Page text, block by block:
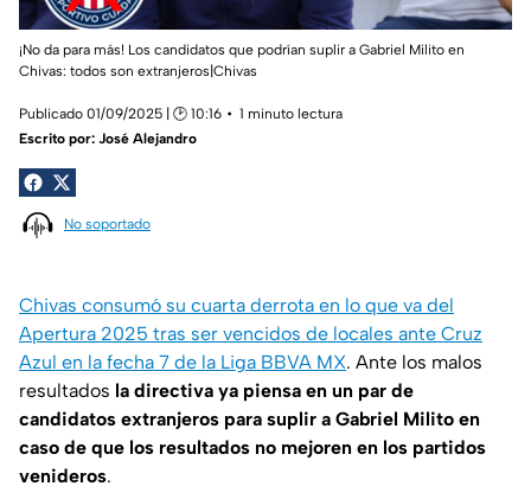
¡No da para más! Los candidatos que podrían suplir a Gabriel Milito en
Chivas: todos son extranjeros|Chivas
Publicado 01/09/2025 | 🕑 10:16
1 minuto lectura
Escrito por: José Alejandro
No soportado
Chivas consumó su cuarta derrota en lo que va del
Apertura 2025 tras ser vencidos de locales ante Cruz
Azul en la fecha 7 de la Liga BBVA MX. Ante los malos
resultados la directiva ya piensa en un par de
candidatos extranjeros para suplir a Gabriel Milito en
caso de que los resultados no mejoren en los partidos
venideros.